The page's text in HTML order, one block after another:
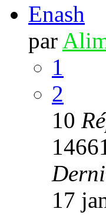
Enash
par
1
2
10
17